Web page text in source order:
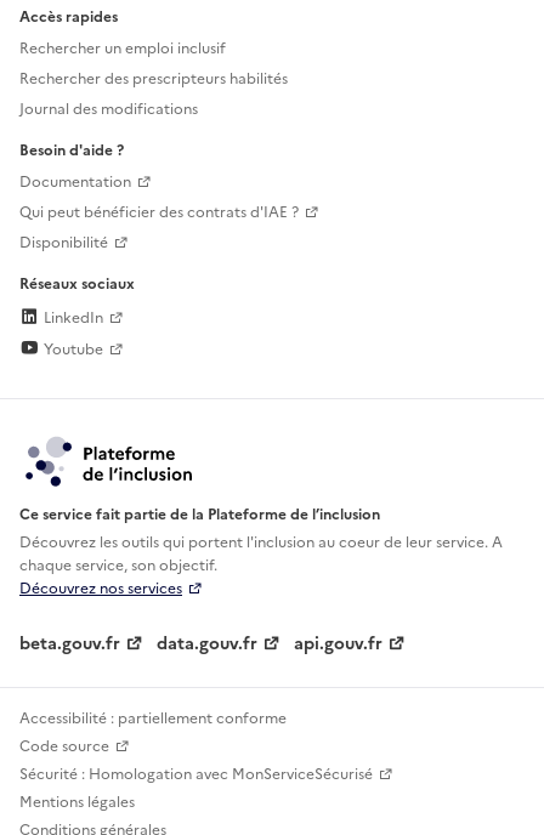
Accès rapides
Rechercher un emploi inclusif
Rechercher des prescripteurs habilités
Journal des modifications
Besoin d'aide ?
Documentation
Qui peut bénéficier des contrats d'IAE ?
Disponibilité
Réseaux sociaux
LinkedIn
Youtube
Ce service fait partie de la Plateforme de l’inclusion
Découvrez les outils qui portent l'inclusion aucoeur de leur service. A
chaque service, son objectif.
Découvrez nos services
beta.gouv.fr data.gouv.fr api.gouv.fr
Accessibilité : partiellement conforme
Code source
Sécurité : Homologation avec MonServiceSécurisé
Mentions légales